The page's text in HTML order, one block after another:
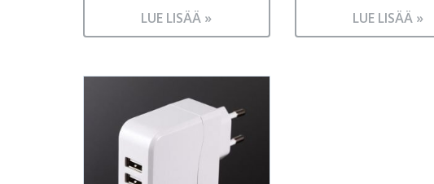
LUE LISÄÄ » LUE LISÄÄ »